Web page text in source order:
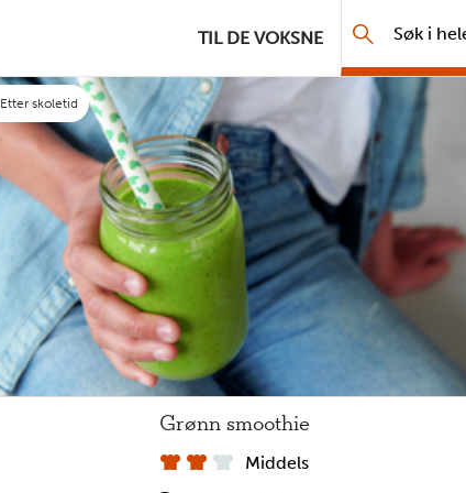
TIL DE VOKSNE
Søk
hele
MatStart
Hvem digger ikke pannekaker?
Pannekaker
Etter skoletid
Grønn smoothie
Middels